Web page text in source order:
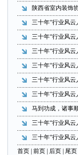
陕西省室内装饰
三十年“行业风
三十年“行业风
三十年“行业风
三十年“行业风
三十年“行业风
三十年“行业风
马到功成，诸事
三十年“行业风
三十年“行业风
首页| 前页 | 后页| 尾页